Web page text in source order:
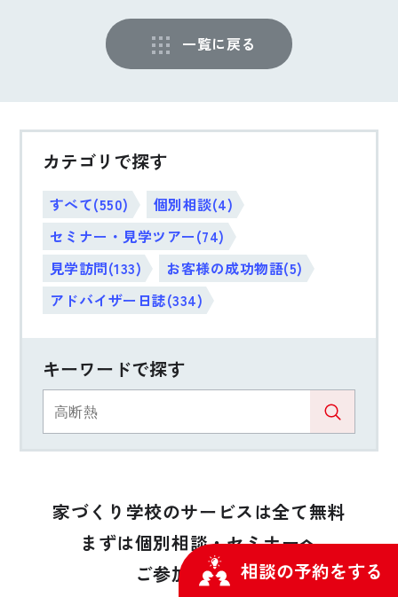
一覧に戻る
カテゴリで探す
すべて(550)
個別相談(4)
セミナー・見学ツアー(74)
見学訪問(133)
お客様の成功物語(5)
アドバイザー日誌(334)
キーワードで探す
家づくり学校のサービスは全て無料
まずは個別相談・セミナーへ
ご参加ください相談の予約をする